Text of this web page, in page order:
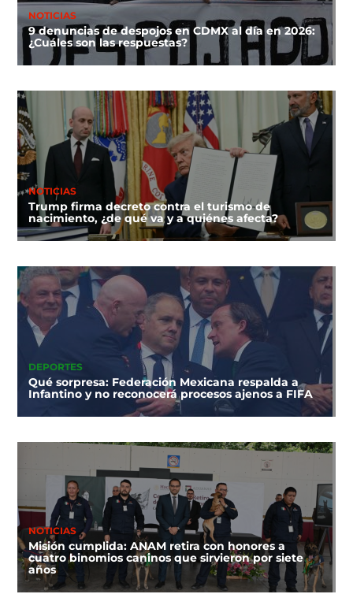
NOTICIAS
9 denuncias de despojos en CDMX al día en 2026:
¿Cuáles son las respuestas?
NOTICIAS
Trump firma decreto contra el turismo de
nacimiento, ¿de qué va y a quiénes afecta?
DEPORTES
Qué sorpresa: Federación Mexicana respalda a
Infantino y no reconocerá procesos ajenos a FIFA
NOTICIAS
Misión cumplida: ANAM retira con honores a
cuatro binomios caninos que sirvieron por siete
años